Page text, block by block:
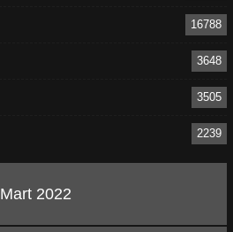
16788
3648
3505
2239
Mart 2022